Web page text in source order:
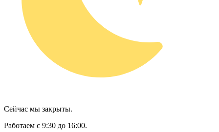
Сейчас мы закрыты.
Работаем с 9:30 до 16:00.